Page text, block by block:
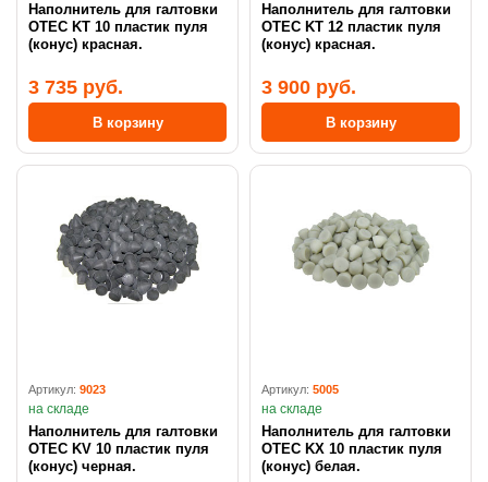
Наполнитель для галтовки
OTEC KT 10 пластик пуля
(конус) красная.
3 735 руб.
В корзину
Наполнитель для галтовки
OTEC KT 12 пластик пуля
(конус) красная.
3 900 руб.
В корзину
Артикул: 9023
на складе
Наполнитель для галтовки
OTEC KV 10 пластик пуля
(конус) черная.
Артикул: 5005
на складе
Наполнитель для галтовки
OTEC KX 10 пластик пуля
(конус) белая.